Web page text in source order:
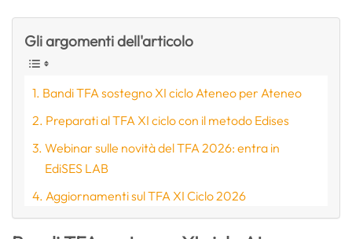
Gli argomenti dell'articolo
Bandi TFA sostegno XI ciclo Ateneo per Ateneo
Preparati al TFA XI ciclo con il metodo Edises
Webinar sulle novità del TFA 2026: entra in
EdiSES LAB
Aggiornamenti sul TFA XI Ciclo 2026